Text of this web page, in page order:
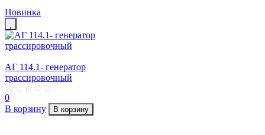
Новинка
АГ 114.1- генератор
трассировочный
0
В корзину
В корзину